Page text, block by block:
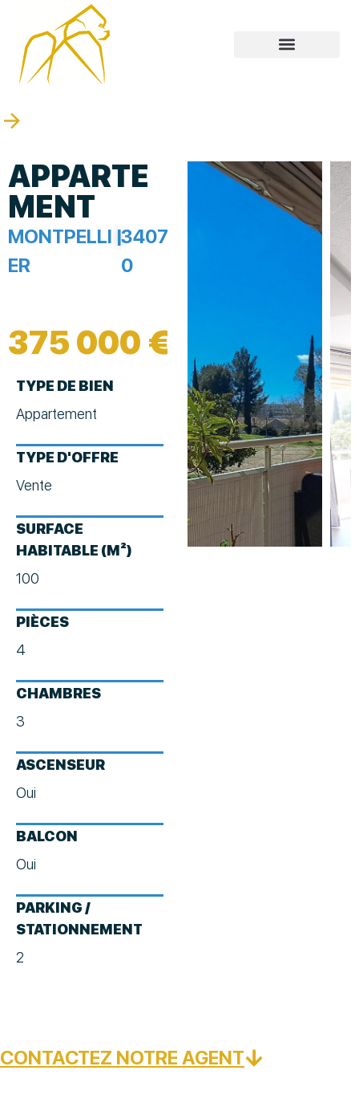
APPARTE
MENT
MONTPELLI
ER
|3407
0
375 000 €
TYPE DE BIEN
Appartement
TYPE D'OFFRE
Vente
SURFACE
HABITABLE (M²)
100
PIÈCES
4
CHAMBRES
3
ASCENSEUR
Oui
BALCON
Oui
PARKING /
STATIONNEMENT
2
CONTACTEZ NOTRE AGENT